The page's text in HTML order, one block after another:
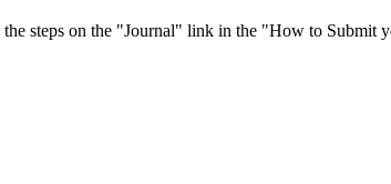
steps on the "Journal" link in the "How to Submit